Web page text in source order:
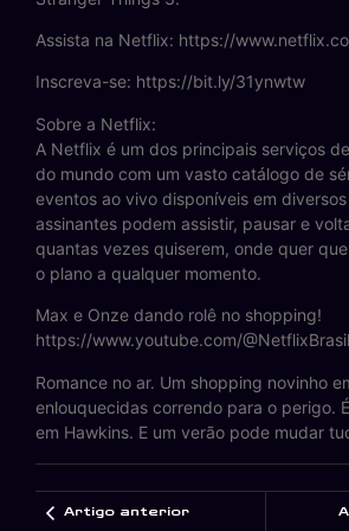
Assista na Netflix: https://
Inscreva-se: https://bit.ly/31ynwtw
Sobre a Netflix:
A Netflix é um dos principais serviços
do mundo com um vasto catálogo de
eventos ao vivo disponíveis em
assinantes podem assistir, pausar e
quantas vezes quiserem, onde quer
o plano a qualquer momento.
Max e Onze dando rolê no shopping!
https://www.youtube.com/@NetflixBrasil
Romance no ar. Um shopping novinho
enlouquecidas correndo para o perigo.
em Hawkins. E um verão pode mudar
Artigo anterior